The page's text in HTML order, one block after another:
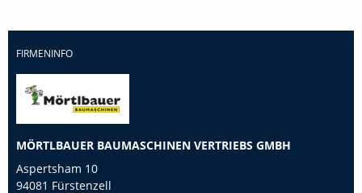
FIRMENINFO
MÖRTLBAUER BAUMASCHINEN VERTRIEBS GMBH
Aspertsham 10
94081 Fürstenzell